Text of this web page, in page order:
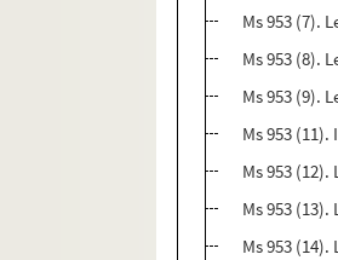
Ms 953 (7).
Ms 953 (8).
Ms 953 (9).
Ms 953
Ms 953
Ms 953
Ms 953